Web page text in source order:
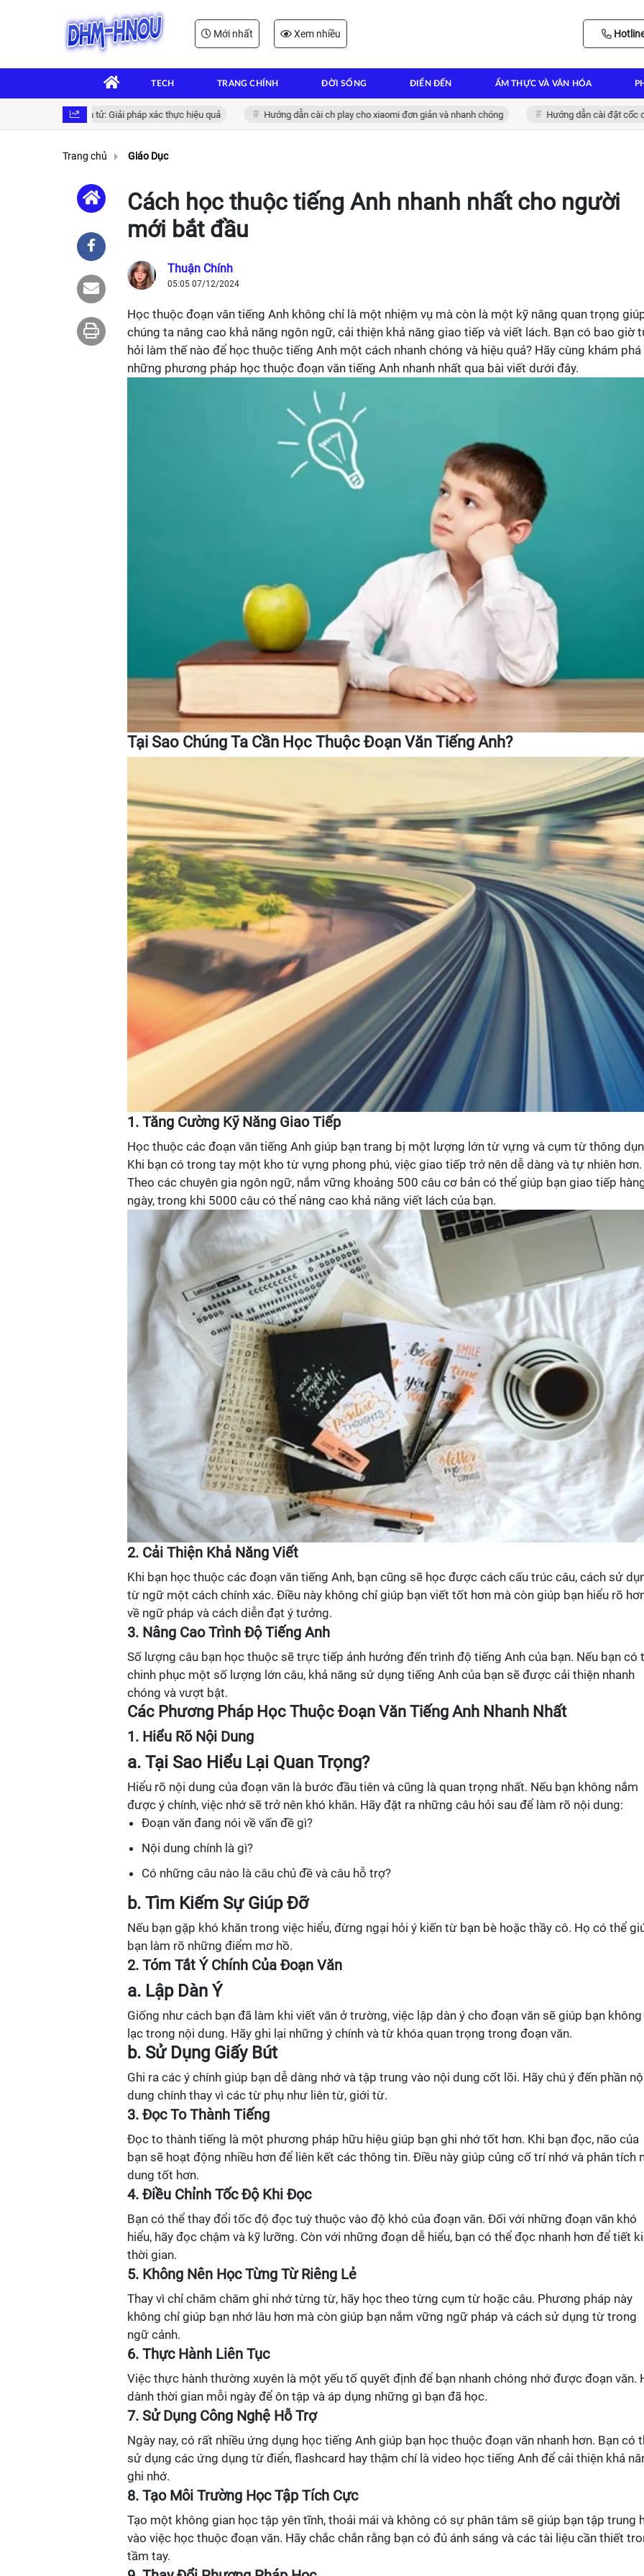
Mới nhất Xem nhiều
TECH TRANG CHÍNH ĐỜI SỐNG ĐIỂN ĐẾN ẨM THỰC VÀ VĂN HÓA
định danh điện tử: Giải pháp xác thực hiệu quả Hướng dẫn cài ch play cho xiaomi đơn giản và nhanh chóng Hướng dẫn cài đặt cốc cốc
Trang chủ Giáo Dục
Cách học thuộc tiếng Anh nhanh nhất cho người
mới bắt đầu
Thuận Chính
05:05 07/12/2024
Học thuộc đoạn văn tiếng Anh không chỉ là một nhiệm vụ mà còn là một kỹ năng quan trọng
chúng ta nâng cao khả năng ngôn ngữ, cải thiện khả năng giao tiếp và viết lách. Bạn có bao giờ
hỏi làm thế nào để học thuộc tiếng Anh một cách nhanh chóng và hiệu quả? Hãy cùng khám phá
những phương pháp học thuộc đoạn văn tiếng Anh nhanh nhất qua bài viết dưới đây.
Tại Sao Chúng Ta Cần Học Thuộc Đoạn Văn Tiếng Anh?
1. Tăng Cường Kỹ Năng Giao Tiếp
Học thuộc các đoạn văn tiếng Anh giúp bạn trang bị một lượng lớn từ vựng và cụm từ thông
Khi bạn có trong tay một kho từ vựng phong phú, việc giao tiếp trở nên dễ dàng và tự nhiên hơn.
Theo các chuyên gia ngôn ngữ, nắm vững khoảng 500 câu cơ bản có thể giúp bạn giao tiếp
ngày, trong khi 5000 câu có thể nâng cao khả năng viết lách của bạn.
2. Cải Thiện Khả Năng Viết
Khi bạn học thuộc các đoạn văn tiếng Anh, bạn cũng sẽ học được cách cấu trúc câu, cách sử
từ ngữ một cách chính xác. Điều này không chỉ giúp bạn viết tốt hơn mà còn giúp bạn hiểu rõ
về ngữ pháp và cách diễn đạt ý tưởng.
3. Nâng Cao Trình Độ Tiếng Anh
Số lượng câu bạn học thuộc sẽ trực tiếp ảnh hưởng đến trình độ tiếng Anh của bạn. Nếu bạn có
chinh phục một số lượng lớn câu, khả năng sử dụng tiếng Anh của bạn sẽ được cải thiện nhanh
chóng và vượt bật.
Các Phương Pháp Học Thuộc Đoạn Văn Tiếng Anh Nhanh Nhất
1. Hiểu Rõ Nội Dung
a. Tại Sao Hiểu Lại Quan Trọng?
Hiểu rõ nội dung của đoạn văn là bước đầu tiên và cũng là quan trọng nhất. Nếu bạn không nắm
được ý chính, việc nhớ sẽ trở nên khó khăn. Hãy đặt ra những câu hỏi sau để làm rõ nội dung:
Đoạn văn đang nói về vấn đề gì?
Nội dung chính là gì?
Có những câu nào là câu chủ đề và câu hỗ trợ?
b. Tìm Kiếm Sự Giúp Đỡ
Nếu bạn gặp khó khăn trong việc hiểu, đừng ngại hỏi ý kiến từ bạn bè hoặc thầy cô. Họ có thể
bạn làm rõ những điểm mơ hồ.
2. Tóm Tắt Ý Chính Của Đoạn Văn
a. Lập Dàn Ý
Giống như cách bạn đã làm khi viết văn ở trường, việc lập dàn ý cho đoạn văn sẽ giúp bạn
lạc trong nội dung. Hãy ghi lại những ý chính và từ khóa quan trọng trong đoạn văn.
b. Sử Dụng Giấy Bút
Ghi ra các ý chính giúp bạn dễ dàng nhớ và tập trung vào nội dung cốt lõi. Hãy chú ý đến phần
dung chính thay vì các từ phụ như liên từ, giới từ.
3. Đọc To Thành Tiếng
Đọc to thành tiếng là một phương pháp hữu hiệu giúp bạn ghi nhớ tốt hơn. Khi bạn đọc, não của
bạn sẽ hoạt động nhiều hơn để liên kết các thông tin. Điều này giúp củng cố trí nhớ và phân tích
dung tốt hơn.
4. Điều Chỉnh Tốc Độ Khi Đọc
Bạn có thể thay đổi tốc độ đọc tuỳ thuộc vào độ khó của đoạn văn. Đối với những đoạn văn khó
hiểu, hãy đọc chậm và kỹ lưỡng. Còn với những đoạn dễ hiểu, bạn có thể đọc nhanh hơn để tiết
thời gian.
5. Không Nên Học Từng Từ Riêng Lẻ
Thay vì chỉ chăm chăm ghi nhớ từng từ, hãy học theo từng cụm từ hoặc câu. Phương pháp này
không chỉ giúp bạn nhớ lâu hơn mà còn giúp bạn nắm vững ngữ pháp và cách sử dụng từ trong
ngữ cảnh.
6. Thực Hành Liên Tục
Việc thực hành thường xuyên là một yếu tố quyết định để bạn nhanh chóng nhớ được đoạn văn.
dành thời gian mỗi ngày để ôn tập và áp dụng những gì bạn đã học.
7. Sử Dụng Công Nghệ Hỗ Trợ
Ngày nay, có rất nhiều ứng dụng học tiếng Anh giúp bạn học thuộc đoạn văn nhanh hơn. Bạn có
sử dụng các ứng dụng từ điển, flashcard hay thậm chí là video học tiếng Anh để cải thiện khả
ghi nhớ.
8. Tạo Môi Trường Học Tập Tích Cực
Tạo một không gian học tập yên tĩnh, thoải mái và không có sự phân tâm sẽ giúp bạn tập trung
vào việc học thuộc đoạn văn. Hãy chắc chắn rằng bạn có đủ ánh sáng và các tài liệu cần thiết
tầm tay.